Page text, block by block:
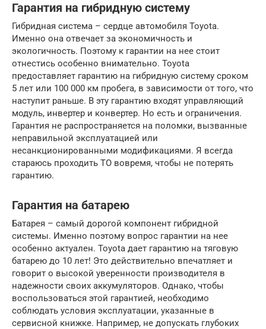
Гарантия на гибридную систему
Гибридная система – сердце автомобиля Toyota.
Именно она отвечает за экономичность и
экологичность. Поэтому к гарантии на нее стоит
отнестись особенно внимательно. Toyota
предоставляет гарантию на гибридную систему сроком
5 лет или 100 000 км пробега, в зависимости от того, что
наступит раньше. В эту гарантию входят управляющий
модуль, инвертер и конвертер. Но есть и ограничения.
Гарантия не распространяется на поломки, вызванные
неправильной эксплуатацией или
несанкционированными модификациями. Я всегда
стараюсь проходить ТО вовремя, чтобы не потерять
гарантию.
Гарантия на батарею
Батарея – самый дорогой компонент гибридной
системы. Именно поэтому вопрос гарантии на нее
особенно актуален. Toyota дает гарантию на тяговую
батарею до 10 лет! Это действительно впечатляет и
говорит о высокой уверенности производителя в
надежности своих аккумуляторов. Однако, чтобы
воспользоваться этой гарантией, необходимо
соблюдать условия эксплуатации, указанные в
сервисной книжке. Например, не допускать глубоких